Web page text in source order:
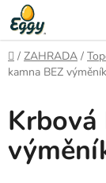
Přejít
na
obsah
Domů
/ ZAHRADA /
kamna BEZ
Krbová